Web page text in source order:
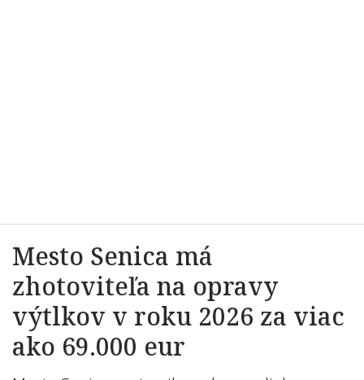
Mesto Senica má
zhotoviteľa na opravy
výtlkov v roku 2026 za viac
ako 69.000 eur